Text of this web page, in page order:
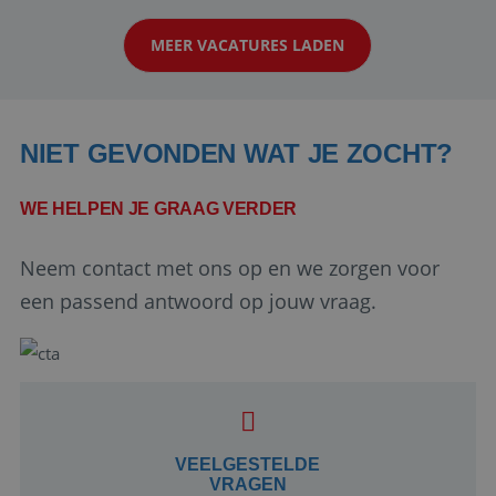
klanten te overtuigen om die droomreis te
boeken! ...
MEER VACATURES LADEN
NIET GEVONDEN WAT JE ZOCHT?
WE HELPEN JE GRAAG VERDER
Neem contact met ons op en we zorgen voor
een passend antwoord op jouw vraag.
VEELGESTELDE
VRAGEN
Google Privacy Policy